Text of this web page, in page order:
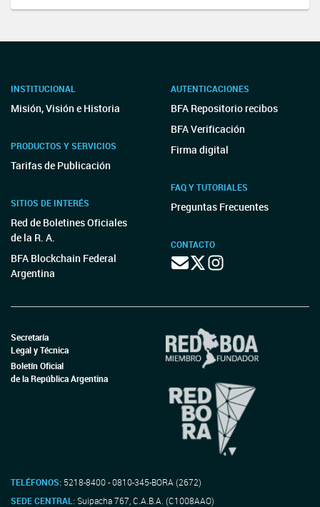
INSTITUCIONAL
Misión, Visión e Historia
PRODUCTOS Y SERVICIOS
Tarifas de Publicación
SITIOS DE INTERÉS
Red de Boletines Oficiales
de la R. A.
BFA Blockchain Federal
Argentina
AUTENTICACIONES
BFA Repositorio recibos
BFA Verificación
Firma digital
FAQ Y TUTORIALES
Preguntas Frecuentes
CONTACTO
Secretaría
Legal y Técnica
Boletín Oficial
de la República Argentina
TELÉFONOS: 5218-8400 - 0810-345-BORA (2672)
SEDE CENTRAL:Suipacha 767, C.A.B.A. (C1008AAO)